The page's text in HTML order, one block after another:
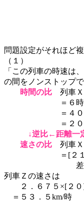
問題設定がそれほど
（１）
「この列車の時速は
の間をノンストップ
時間の比 列車Ｘ
＝６時間４０分
＝４００分
＝２０：
↓逆比←距離一
速さの比 列車Ｘ
＝[２１]：
差[１]＝２
列車Ｚの速さは
２．６７５×[２０
＝５３．５km/時